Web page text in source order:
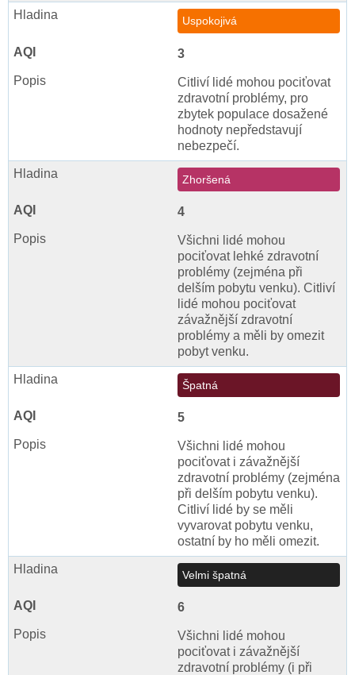
Uspokojivá
3
Citliví lidé mohou pociťovat
zdravotní problémy, pro
zbytek populace dosažené
hodnoty nepředstavují
nebezpečí.
Zhoršená
4
Všichni lidé mohou
pociťovat lehké zdravotní
problémy (zejména při
delším pobytu venku). Citliví
lidé mohou pociťovat
závažnější zdravotní
problémy a měli by omezit
pobyt venku.
Špatná
5
Všichni lidé mohou
pociťovat i závažnější
zdravotní problémy (zejména
při delším pobytu venku).
Citliví lidé by se měli
vyvarovat pobytu venku,
ostatní by ho měli omezit.
Velmi špatná
6
Všichni lidé mohou
pociťovat i závažnější
zdravotní problémy (i při